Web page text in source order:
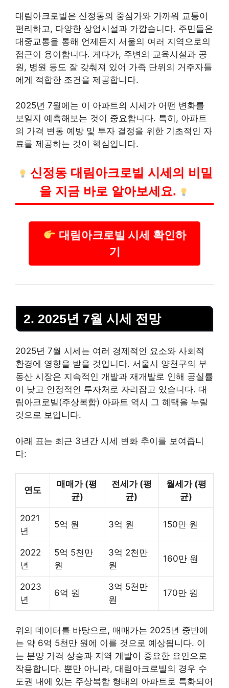
대림아크로빌은 신정동의 중심가와 가까워 교통이
편리하고, 다양한 상업시설과 가깝습니다. 주민들은
대중교통을 통해 언제든지 서울의 여러 지역으로의
접근이 용이합니다. 게다가, 주변의 교육시설과 공
원, 병원 등도 잘 갖춰져 있어 가족 단위의 거주자들
에게 적합한 조건을 제공합니다.
2025년 7월에는 이 아파트의 시세가 어떤 변화를
보일지 예측해보는 것이 중요합니다. 특히, 아파트
의 가격 변동 예방 및 투자 결정을 위한 기초적인 자
료를 제공하는 것이 핵심입니다.
신정동 대림아크로빌 시세의 비밀
을 지금 바로 알아보세요.
대림아크로빌 시세 확인하
기
2. 2025년 7월 시세 전망
2025년 7월 시세는 여러 경제적인 요소와 사회적
환경에 영향을 받을 것입니다. 서울시 양천구의 부
동산 시장은 지속적인 개발과 재개발로 인해 공실률
이 낮고 안정적인 투자처로 자리잡고 있습니다. 대
림아크로빌(주상복합) 아파트 역시 그 혜택을 누릴
것으로 보입니다.
아래 표는 최근 3년간 시세 변화 추이를 보여줍니
다:
연도
매매가 (평
균)
전세가 (평
균)
월세가 (평
균)
2021
년
5억 원 3억 원 150만 원
2022
년
5억 5천만
원
3억 2천만
원
160만 원
2023
년
6억 원
3억 5천만
원
170만 원
위의 데이터를 바탕으로, 매매가는 2025년 중반에
는 약 6억 5천만 원에 이를 것으로 예상됩니다. 이
는 분양 가격 상승과 지역 개발이 중요한 요인으로
작용합니다. 뿐만 아니라, 대림아크로빌의 경우 수
도권 내에 있는 주상복합 형태의 아파트로 특화되어